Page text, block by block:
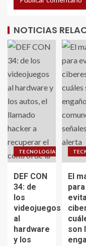
NOTICIAS
TECNOLOGÍA
DEF CON
34: de
los
videojuegos
al
hardware
y los
El
para
son